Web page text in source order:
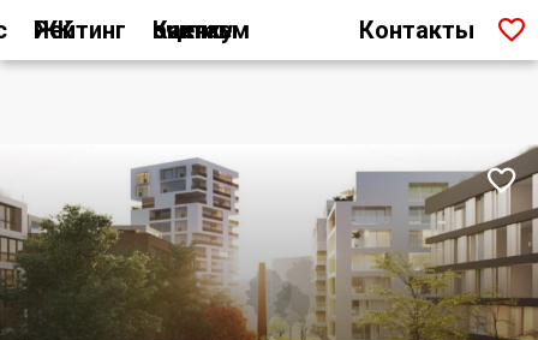
Рейтинг ЖК Как мы считаем оценку Контакты 
